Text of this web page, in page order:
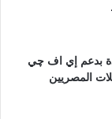
بدعم إي اف چي
المصريين